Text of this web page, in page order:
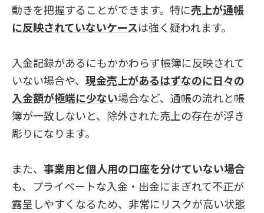
動きを把握することができます。特に売上が通帳
に反映されていないケースは強く疑われます。
入金記録があるにもかかわらず帳簿に反映されて
いない場合や、 現金売上があるはずなのに日々の
入金額が極端に少ない場合など、通帳の流れと帳
簿が一致しないと、除外された売上の存在が浮き
彫りになります。
また、 事業用と個人用の口座を分けていない場合
も、プライベートな入金・出金にまぎれて不正が
露呈しやすくなるため、非常にリスクが高い状態